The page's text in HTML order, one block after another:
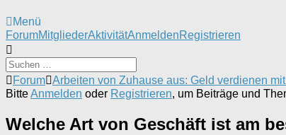
Menü
Forum-
Navigation
ForumMitgliederAktivitätAnmeldenRegistrieren
Forum-
Breadcrumbs
Du
bist
Forum Arbeiten von Zuhause aus: Geld verdienen
BitteAnmelden oder Registrieren, um Beiträge und
Welche Art von Geschäft ist am